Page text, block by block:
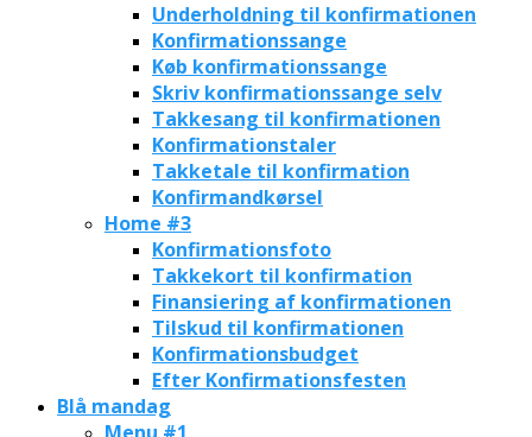
Underholdning til konfirmationen
Konfirmationssange
Køb konfirmationssange
Skriv konfirmationssange selv
Takkesang til konfirmationen
Konfirmationstaler
Takketale til konfirmation
Konfirmandkørsel
Home #3
Konfirmationsfoto
Takkekort til konfirmation
Finansiering af konfirmationen
Tilskud til konfirmationen
Konfirmationsbudget
Efter Konfirmationsfesten
Blå mandag